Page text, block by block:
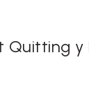
y